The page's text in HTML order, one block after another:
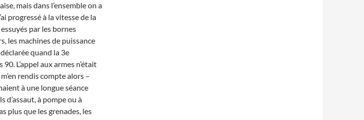
mais dans l’ensemble on a
progressé à la vitesse de la
par les bornes
les machines de puissance
quand la 3e
L’appel aux armes n’était
rendis compte alors –
à une longue séance
d’assaut, à pompe ou à
plus que les grenades, les